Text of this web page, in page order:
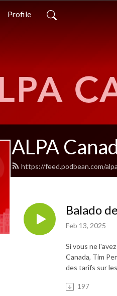
Profile
ALPA
https://feed.podbean.com/
Balado
Feb 13, 2025
Si vous ne
Canada, Tim
des tarifs sur
197